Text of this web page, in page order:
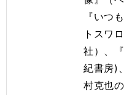
『いつ
トスワ
社）、
紀書房)
村克也